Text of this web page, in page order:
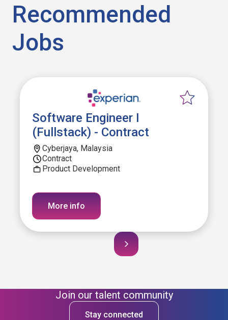
Recommended
Jobs
Software Engineer I
(Fullstack) - Contract
Cyberjaya, Malaysia
Contract
Product Development
More info
Join our talent community
Stay connected